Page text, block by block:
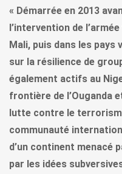
« Démarrée en 2013
l’intervention de
Mali, puis dans les pays
sur la résilience de
également actifs au
frontière de l’Ouganda
lutte contre le
communauté
d’un continent menacé
par les idées